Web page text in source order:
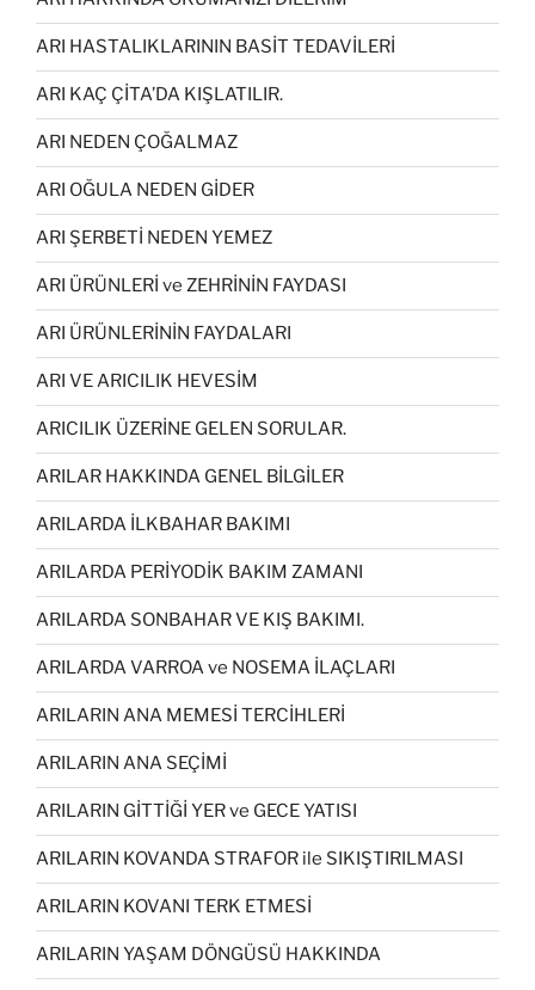
ARI HASTALIKLARININ BASİT TEDAVİLERİ
ARI KAÇ ÇİTA’DA KIŞLATILIR.
ARI NEDEN ÇOĞALMAZ
ARI OĞULA NEDEN GİDER
ARI ŞERBETİ NEDEN YEMEZ
ARI ÜRÜNLERİ ve ZEHRİNİN FAYDASI
ARI ÜRÜNLERİNİN FAYDALARI
ARI VE ARICILIK HEVESİM
ARICILIK ÜZERİNE GELEN SORULAR.
ARILAR HAKKINDA GENEL BİLGİLER
ARILARDA İLKBAHAR BAKIMI
ARILARDA PERİYODİK BAKIM ZAMANI
ARILARDA SONBAHAR VE KIŞ BAKIMI.
ARILARDA VARROA ve NOSEMA İLAÇLARI
ARILARIN ANA MEMESİ TERCİHLERİ
ARILARIN ANA SEÇİMİ
ARILARIN GİTTİĞİ YER ve GECE YATISI
ARILARIN KOVANDA STRAFOR ile SIKIŞTIRILMASI
ARILARIN KOVANI TERK ETMESİ
ARILARIN YAŞAM DÖNGÜSÜ HAKKINDA